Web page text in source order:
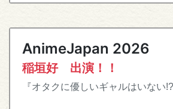
AnimeJapan 2026
稲垣好 出演！！
『オタクに優しいギャルはいない!?